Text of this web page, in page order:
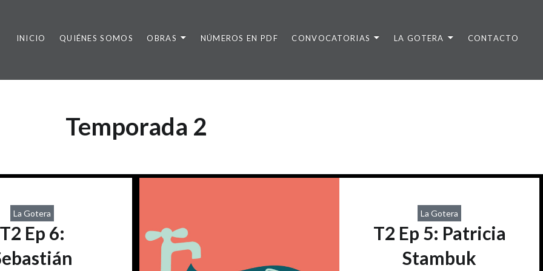
INICIO QUIÉNES SOMOS OBRAS NÚMEROS EN PDF CONVOCATORIAS LA GOTERA CONTACTO
Temporada 2
La Gotera
T2 Ep 6:
La Gotera
T2 Ep 5: Patricia
Stambuk